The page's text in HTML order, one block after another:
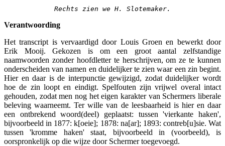
Rechts zien we H. Slotemaker.
Verantwoording
Het transcript is vervaardigd door Louis Groen en bewerkt door
Erik Mooij. Gekozen is om een groot aantal zelfstandige
naamwoorden zonder hoofdletter te herschrijven, om ze te kunnen
onderscheiden van namen en duidelijker te zien waar een zin begint.
Hier en daar is de interpunctie gewijzigd, zodat duidelijker wordt
hoe de zin loopt en eindigt. Spelfouten zijn vrijwel overal intact
gehouden, zodat men nog het eigen karakter van Schermers liberale
beleving waarneemt. Ter wille van de leesbaarheid is hier en daar
een ontbrekend woord(deel) geplaatst: tussen 'vierkante haken',
bijvoorbeeld in 1877: k[oeie]; 1878: na[ar]; 1893: contreb[u]sie. Wat
tussen 'kromme haken' staat, bijvoorbeeld in (voorbeeld), is
oorspronkelijk op die wijze door Schermer toegevoegd.